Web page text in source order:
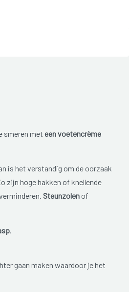
smeren met een voetencrème
is het verstandig om de oorzaak
zijn hoge hakken of knellende
Steunzolen of
.
gaan maken waardoor je het